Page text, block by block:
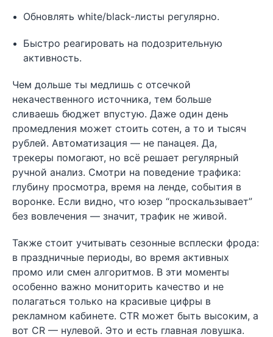
Обновлять white/black-листы регулярно.
Быстро реагировать на подозрительную
активность.
Чем дольше ты медлишь с отсечкой
некачественного источника, тем больше
сливаешь бюджет впустую. Даже один день
промедления может стоить сотен, а то и тысяч
рублей. Автоматизация — не панацея. Да,
трекеры помогают, но всё решает регулярный
ручной анализ. Смотри на поведение трафика:
глубину просмотра, время на ленде, события в
воронке. Если видно, что юзер “проскальзывает”
без вовлечения — значит, трафик не живой.
Также стоит учитывать сезонные всплески фрода:
в праздничные периоды, во время активных
промо или смен алгоритмов. В эти моменты
особенно важно мониторить качество и не
полагаться только на красивые цифры в
рекламном кабинете. CTR может быть высоким, а
вот CR — нулевой. Это и есть главная ловушка.